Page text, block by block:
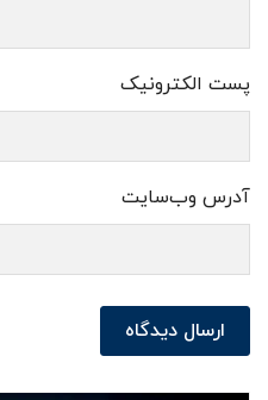
پست الکترونیک
آدرس وب‌سایت
ارسال دیدگاه